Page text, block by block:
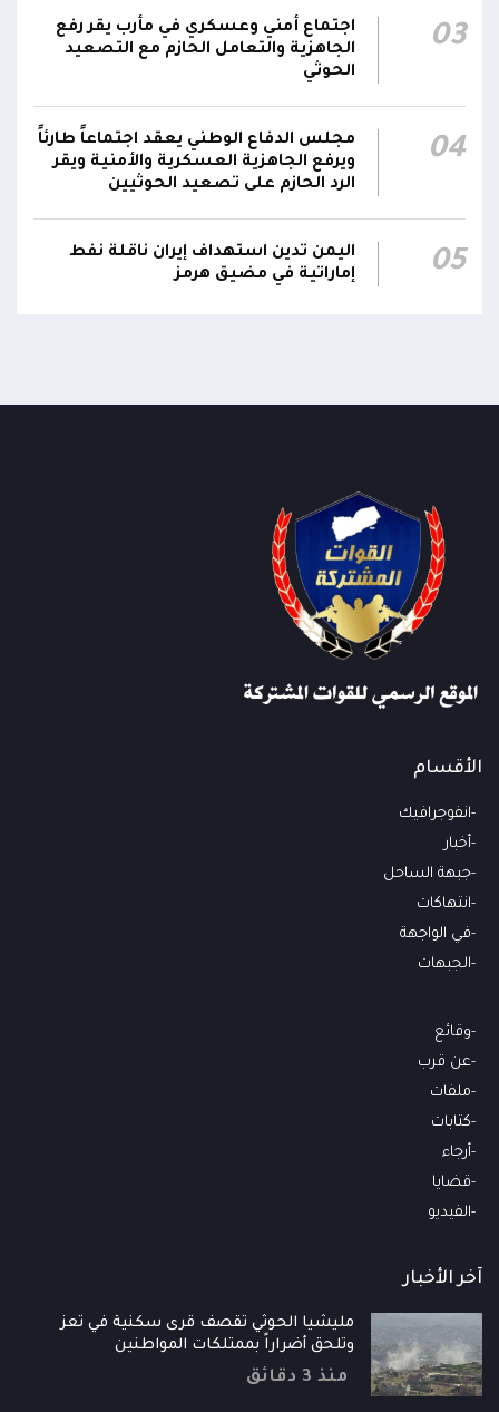
03
اجتماع أمني وعسكري في مأرب يقر رفع
الجاهزية والتعامل الحازم مع التصعيد
الحوثي
04
مجلس الدفاع الوطني يعقد اجتماعاً طارئاً
ويرفع الجاهزية العسكرية والأمنية ويقر
الرد الحازم على تصعيد الحوثيين
05
اليمن تدين استهداف إيران ناقلة نفط
إماراتية في مضيق هرمز
الأقسام
انفوجرافيك
أخبار
جبهة الساحل
انتهاكات
في الواجهة
الجبهات
وقائع
عن قرب
ملفات
كتابات
أرجاء
قضايا
الفيديو
آخر الأخبار
مليشيا الحوثي تقصف قرى سكنية في تعز
وتلحق أضراراً بممتلكات المواطنين
منذ 3 دقائق